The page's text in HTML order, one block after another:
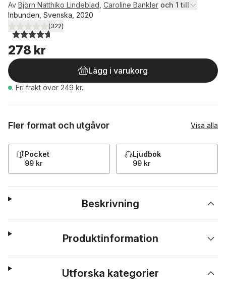
Av Björn Natthiko Lindeblad Caroline Bankler och 1 till
Inbunden, Svenska, 2020
4,7utav 5 stjärnor. Totalt antal röster:
(322)
278 kr
Lägg i varukorg
. Fri frakt över 249 kr.
Fler format och utgåvor Visa alla
Pocket
99 kr
Ljudbok
99 kr
Beskrivning
Produktinformation
Utforska kategorier